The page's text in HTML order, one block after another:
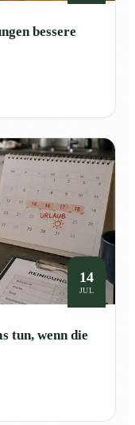
bessere
14
JUL
tun, wenn die